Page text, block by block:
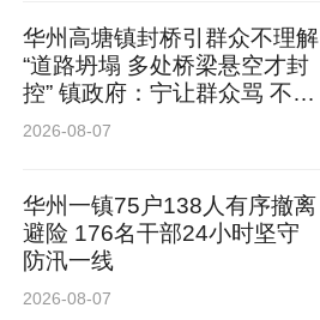
华州高塘镇封桥引群众不理解
“道路坍塌 多处桥梁悬空才封
控” 镇政府：宁让群众骂 不让
群众哭
2026-08-07
华州一镇75户138人有序撤离
避险 176名干部24小时坚守
防汛一线
2026-08-07